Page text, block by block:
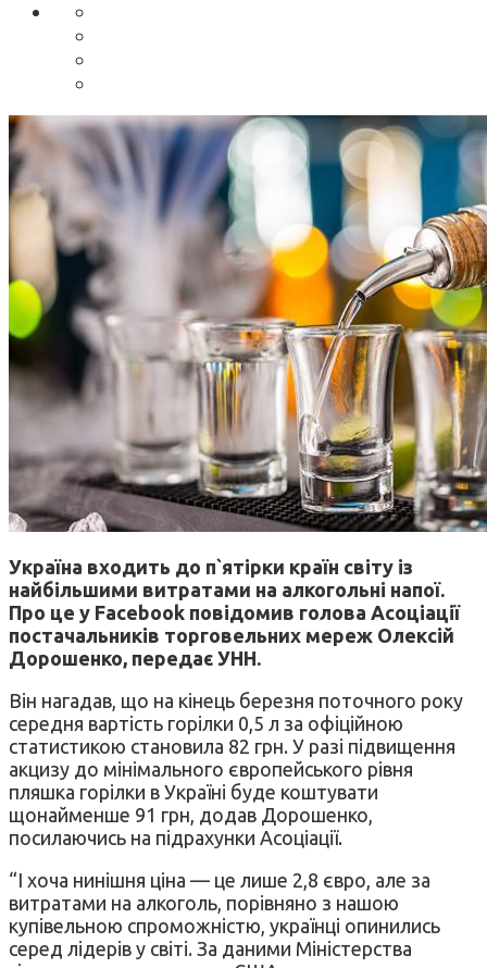
Україна входить до п`ятірки країн світу із
найбільшими витратами на алкогольні напої.
Про це у Facebook повідомив голова Асоціації
постачальників торговельних мереж Олексій
Дорошенко, передає УНН.
Він нагадав, що на кінець березня поточного року
середня вартість горілки 0,5 л за офіційною
статистикою становила 82 грн. У разі підвищення
акцизу до мінімального європейського рівня
пляшка горілки в Україні буде коштувати
щонайменше 91 грн, додав Дорошенко,
посилаючись на підрахунки Асоціації.
“І хоча нинішня ціна — це лише 2,8 євро, але за
витратами на алкоголь, порівняно з нашою
купівельною спроможністю, українці опинились
серед лідерів у світі. За даними Міністерства